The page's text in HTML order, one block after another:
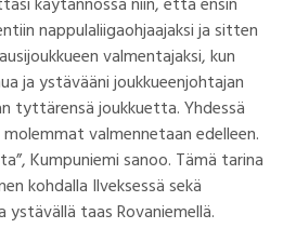
nappulaliigaohjaajaksi ja sitten
valmentajaksi, kun
ja ystävääni joukkueenjohtajan
tyttärensä joukkuetta. Yhdessä
valmennetaan edelleen.
Kumpuniemi sanoo. Tämä tarina
kohdalla Ilveksessä sekä
ystävällä taas Rovaniemellä.